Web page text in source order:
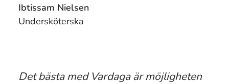
Ibtissam Nielsen
Undersköterska
Det bästa med Vardaga är möjligheten